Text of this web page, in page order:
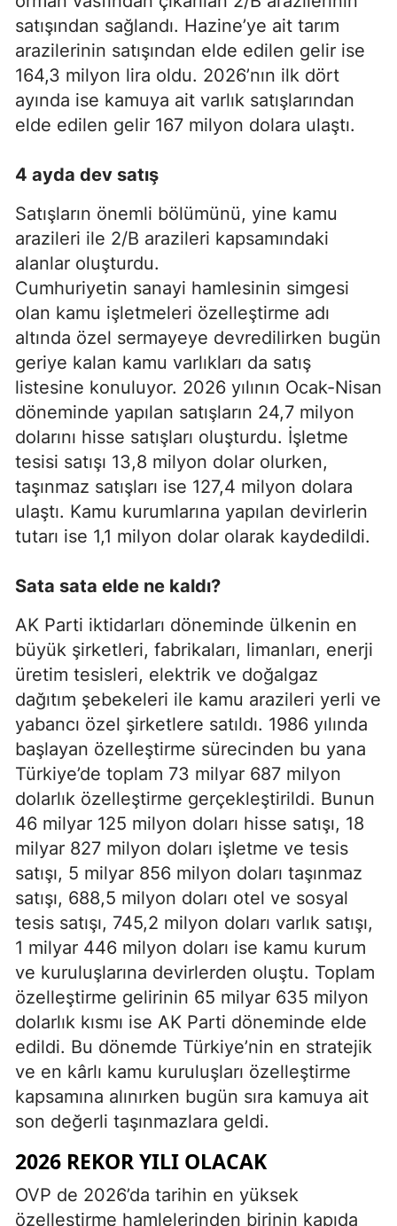
satışından sağlandı. Hazine’ye ait tarım
arazilerinin satışından elde edilen gelir ise
164,3 milyon lira oldu. 2026’nın ilk dört
ayında ise kamuya ait varlık satışlarından
elde edilen gelir 167 milyon dolara ulaştı.
4 ayda dev satış
Satışların önemli bölümünü, yine kamu
arazileri ile 2/B arazileri kapsamındaki
alanlar oluşturdu.
Cumhuriyetin sanayi hamlesinin simgesi
olan kamu işletmeleri özelleştirme adı
altında özel sermayeye devredilirken bugün
geriye kalan kamu varlıkları da satış
listesine konuluyor. 2026 yılının Ocak-Nisan
döneminde yapılan satışların 24,7 milyon
dolarını hisse satışları oluşturdu. İşletme
tesisi satışı 13,8 milyon dolar olurken,
taşınmaz satışları ise 127,4 milyon dolara
ulaştı. Kamu kurumlarına yapılan devirlerin
tutarı ise 1,1 milyon dolar olarak kaydedildi.
Sata sata elde ne kaldı?
AK Parti iktidarları döneminde ülkenin en
büyük şirketleri, fabrikaları, limanları, enerji
üretim tesisleri, elektrik ve doğalgaz
dağıtım şebekeleri ile kamu arazileri yerli ve
yabancı özel şirketlere satıldı. 1986 yılında
başlayan özelleştirme sürecinden bu yana
Türkiye’de toplam 73 milyar 687 milyon
dolarlık özelleştirme gerçekleştirildi. Bunun
46 milyar 125 milyon doları hisse satışı, 18
milyar 827 milyon doları işletme ve tesis
satışı, 5 milyar 856 milyon doları taşınmaz
satışı, 688,5 milyon doları otel ve sosyal
tesis satışı, 745,2 milyon doları varlık satışı,
1 milyar 446 milyon doları ise kamu kurum
ve kuruluşlarına devirlerden oluştu. Toplam
özelleştirme gelirinin 65 milyar 635 milyon
dolarlık kısmı ise AK Parti döneminde elde
edildi. Bu dönemde Türkiye’nin en stratejik
ve en kârlı kamu kuruluşları özelleştirme
kapsamına alınırken bugün sıra kamuya ait
son değerli taşınmazlara geldi.
2026 REKOR YILI OLACAK
OVP de 2026’da tarihin en yüksek
özelleştirme hamlelerinden birinin kapıda